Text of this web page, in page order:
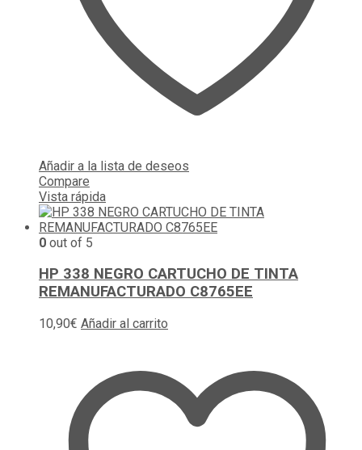
Añadir a la lista de deseos
Compare
Vista rápida
0 out of 5
HP 338 NEGRO CARTUCHO DE TINTA
REMANUFACTURADO C8765EE
10,90€ Añadir al carrito